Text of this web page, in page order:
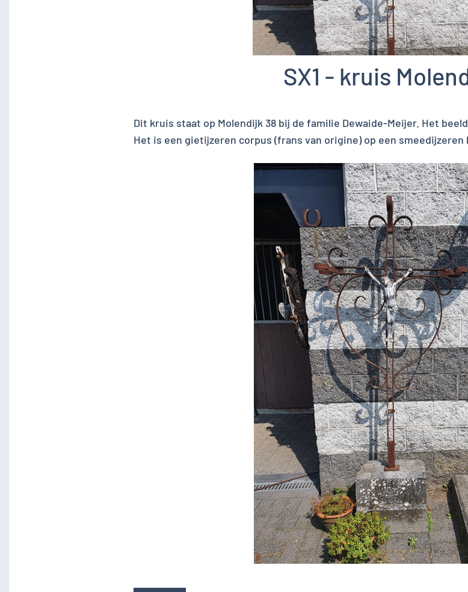
SX1 - kruis
Dit kruis staat op Molendijk 38 bij de familie Dewaide-Meijer. Het
Het is een gietijzeren corpus (frans van origine) op een smeedijzeren